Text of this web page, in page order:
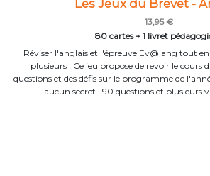
Les Jeux du Brevet -
13,95 €
80 cartes + 1 livret
Réviser l'anglais et l'épreuve Ev@lang tout
plusieurs ! Ce jeu propose de revoir le cours
questions et des défis sur le programme de
aucun secret ! 90 questions et plusieurs